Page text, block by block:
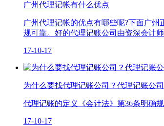
广州代理记帐有什么优点
广州代理记帐的优点有哪些呢?下面广
规可靠。好的代理记账公司由资深会计
17-10-17
为什么要找代理记账公司？代理记账公
代理记账的定义《会计法》第36条明确
17-10-17